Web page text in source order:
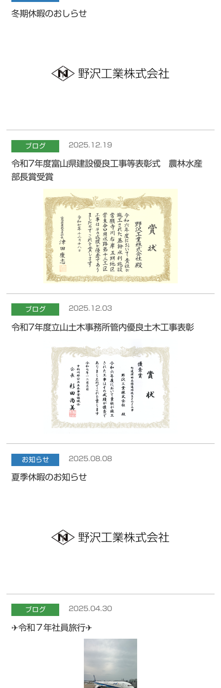
冬期休暇のおしらせ
ブログ 2025.12.19
令和7年度富山県建設優良工事等表彰式 農林水産
部長賞受賞
ブログ 2025.12.03
令和7年度立山土木事務所管内優良土木工事表彰
お知らせ 2025.08.08
夏季休暇のお知らせ
ブログ 2025.04.30
✈令和７年社員旅行✈